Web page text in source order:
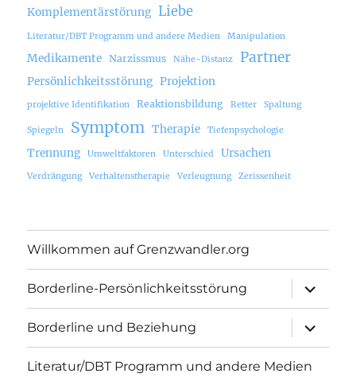
Komplementärstörung Liebe
Literatur/DBT Programm und andere Medien Manipulation
Medikamente Narzissmus Nähe-Distanz Partner
Persönlichkeitsstörung Projektion
projektive Identifikation Reaktionsbildung Retter Spaltung
Spiegeln Symptom Therapie Tiefenpsychologie
Trennung Umweltfaktoren Unterschied Ursachen
Verdrängung Verhaltenstherapie Verleugnung Zerissenheit
Willkommen auf Grenzwandler.org
Borderline-Persönlichkeitsstörung
öffnen
Borderline und Beziehung
öffnen
Literatur/DBT Programm und andere Medien